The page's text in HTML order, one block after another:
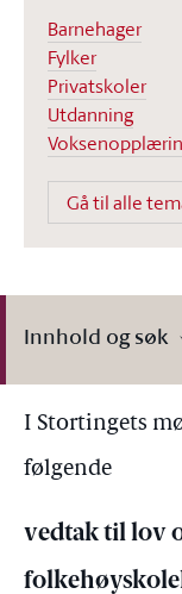
Barnehager
Fylker
Privatskoler
Utdanning
Gå til alle
Innhold og søk
I Stortingets
følgende
vedtak til lov